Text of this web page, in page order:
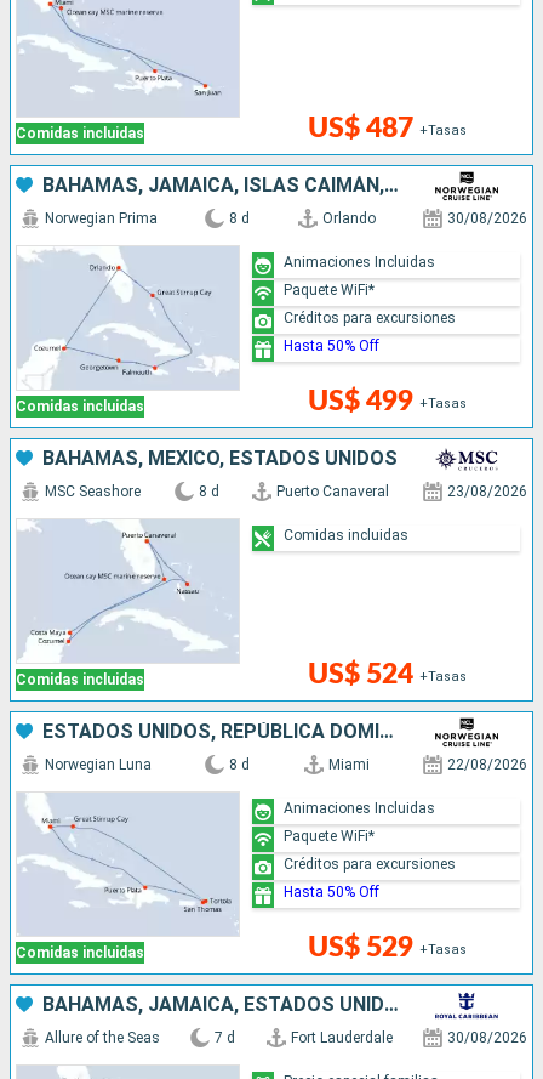
Comidas incluidas US$ 487 +Tasas
BAHAMAS, JAMAICA, ISLAS CAIMÁN, MÉXICO, ESTADOS UNIDOS
Comidas incluidas
Norwegian Prima 8 d Orlando 30/08/2026
US$ 499 +Tasas
Animaciones Incluidas
Paquete WiFi*
Créditos para excursiones
Hasta 50% Off
BAHAMAS, MÉXICO, ESTADOS UNIDOS
Comidas incluidas
MSC Seashore 8 d Puerto Canaveral 23/08/2026
US$ 524 +Tasas
Comidas incluidas
ESTADOS UNIDOS, REPÚBLICA DOMINICANA, BAHAMAS
Comidas incluidas
Norwegian Luna 8 d Miami 22/08/2026
US$ 529 +Tasas
Animaciones Incluidas
Paquete WiFi*
Créditos para excursiones
Hasta 50% Off
BAHAMAS, JAMAICA, ESTADOS UNIDOS
Allure of the Seas 7 d Fort Lauderdale 30/08/2026